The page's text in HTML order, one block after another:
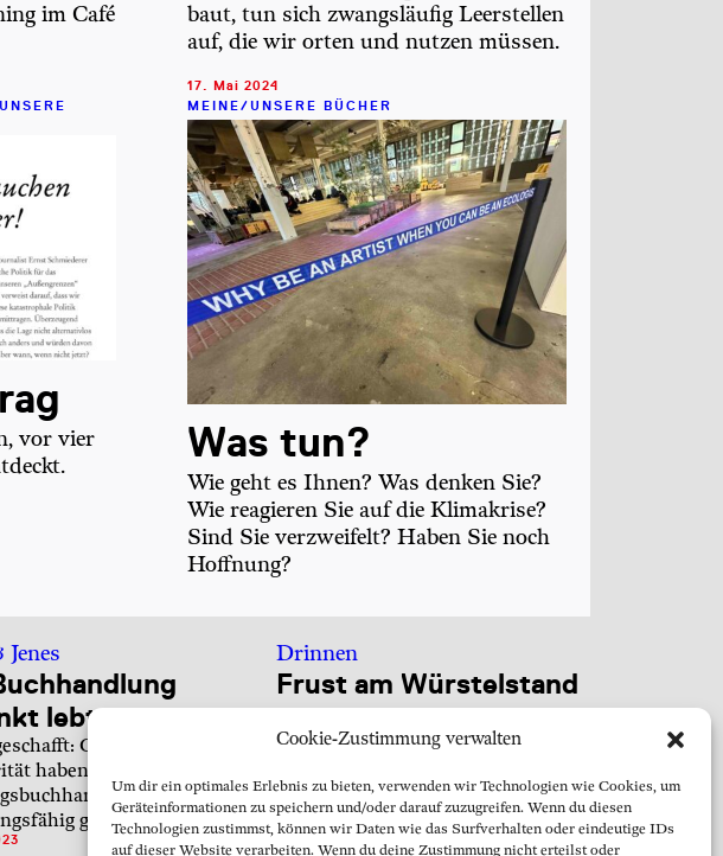
Cookie-Zustimmung verwalten
Um dir ein optimales Erlebnis zu bieten, verwenden wir Technologien wie Cookies, um
Geräteinformationen zu speichern und/oder darauf zuzugreifen. Wenn du diesen
Technologien zustimmst, können wir Daten wie das Surfverhalten oder eindeutige IDs
auf dieser Website verarbeiten. Wenn du deine Zustimmung nicht erteilst oder
im Café
baut, tun sich zwangsläufig Leerstellen
auf, die wir orten und nutzen müssen.
vor vier
17. Mai 2024
MEINE/UNSERE BÜCHER
Was tun?
Wie geht es Ihnen? Was denken Sie?
Wie reagieren Sie auf die Klimakrise?
Sind Sie verzweifelt? Haben Sie noch
Hoffnung?
lebt
Großzügigkeit und
haben meine
wieder
gemacht.
Drinnen
Frust am Würstelstand
03.04.2014